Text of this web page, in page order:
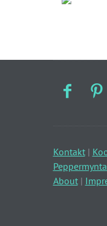
Kontakt|
About|